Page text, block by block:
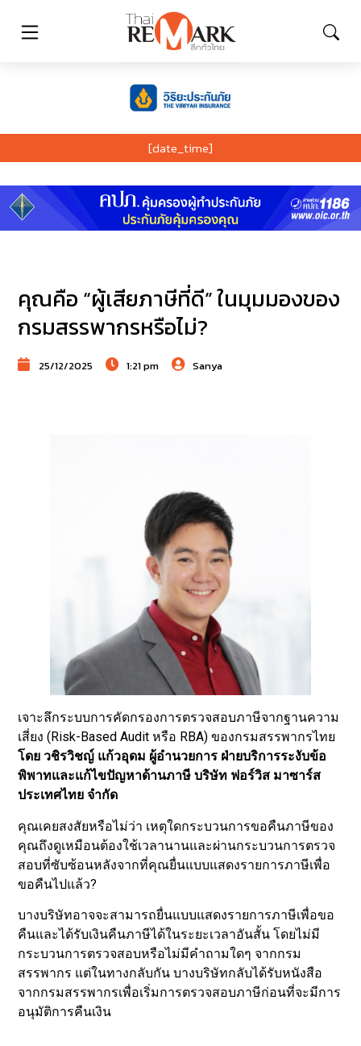
[date_time]
คุณคือ “ผู้เสียภาษีที่ดี” ในมุมมองของ
กรมสรรพากรหรือไม่?
25/12/2025 1:21 pm Sanya
เจาะลึกระบบการคัดกรองการตรวจสอบภาษีจากฐานความ
เสี่ยง (Risk-Based Audit หรือ RBA) ของกรมสรรพากรไทย
โดย วชิรวิชญ์ แก้วอุดม ผู้อำนวยการ ฝ่ายบริการระงับข้อ
พิพาทและแก้ไขปัญหาด้านภาษี บริษัท ฟอร์วิส มาซาร์ส
ประเทศไทย จำกัด
คุณเคยสงสัยหรือไม่ว่า เหตุใดกระบวนการขอคืนภาษีของ
คุณถึงดูเหมือนต้องใช้เวลานานและผ่านกระบวนการตรวจ
สอบที่ซับซ้อนหลังจากที่คุณยื่นแบบแสดงรายการภาษีเพื่อ
ขอคืนไปแล้ว?
บางบริษัทอาจจะสามารถยื่นแบบแสดงรายการภาษีเพื่อขอ
คืนและได้รับเงินคืนภาษีได้ในระยะเวลาอันสั้น โดยไม่มี
กระบวนการตรวจสอบหรือไม่มีคำถามใดๆ จากกรม
สรรพากร แต่ในทางกลับกัน บางบริษัทกลับได้รับหนังสือ
จากกรมสรรพากรเพื่อเริ่มการตรวจสอบภาษีก่อนที่จะมีการ
อนุมัติการคืนเงิน